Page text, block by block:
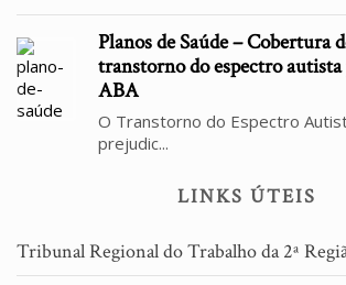
Planos de Saúde – Cobertura
transtorno do espectro
ABA
O Transtorno do Espectro
prejudic...
LINKS ÚTEIS
Tribunal Regional do Trabalho da 2ª